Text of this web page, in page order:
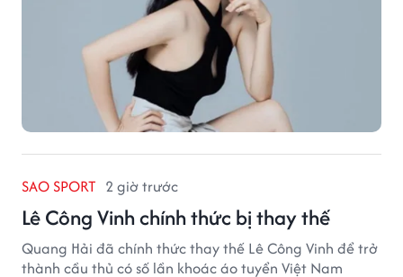
SAO SPORT 2 giờ trước
Lê Công Vinh chính thức bị thay thế
Quang Hải đã chính thức thay thế Lê Công Vinh để trở
thành cầu thủ có số lần khoác áo tuyển Việt Nam